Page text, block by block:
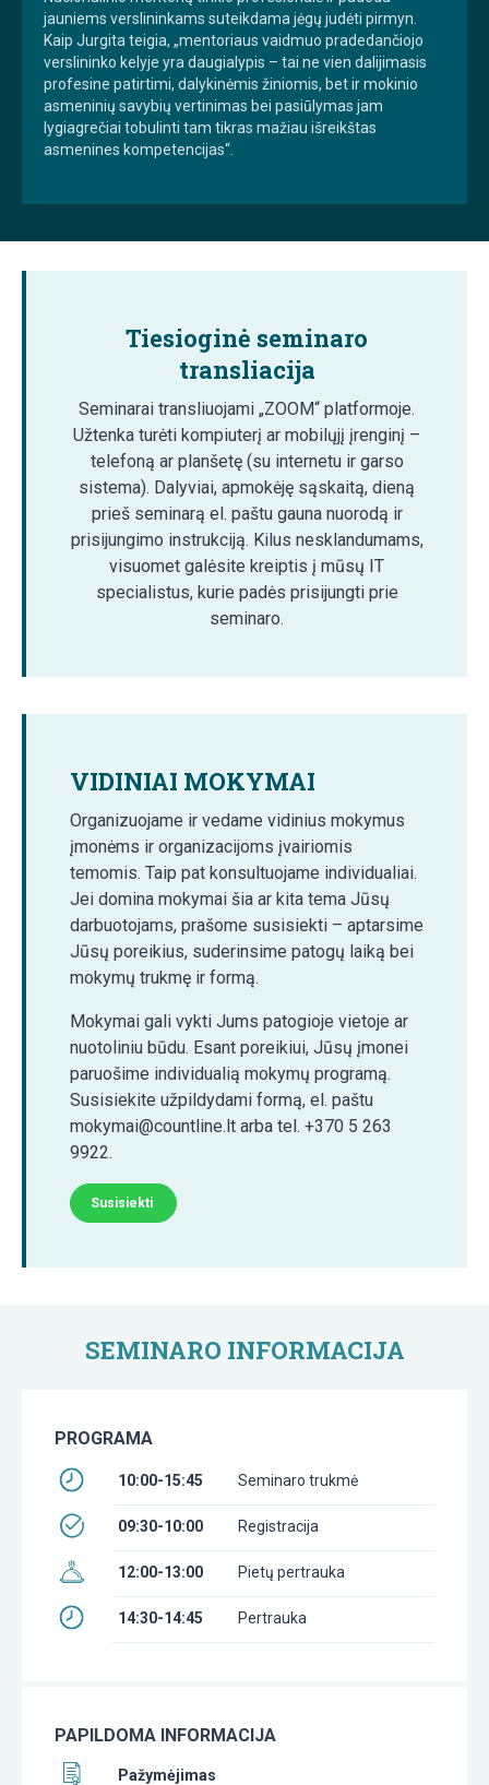
jauniems verslininkams suteikdama jėgų judėti pirmyn.
Kaip Jurgita teigia, „mentoriaus vaidmuo pradedančiojo
verslininko kelyje yra daugialypis – tai ne vien dalijimasis
profesine patirtimi, dalykinėmis žiniomis, bet ir mokinio
asmeninių savybių vertinimas bei pasiūlymas jam
lygiagrečiai tobulinti tam tikras mažiau išreikštas
asmenines kompetencijas“.
Tiesioginė seminaro
transliacija
Seminarai transliuojami „ZOOM“ platformoje.
Užtenka turėti kompiuterį ar mobilųjį įrenginį –
telefoną ar planšetę (su internetu ir garso
sistema). Dalyviai, apmokėję sąskaitą, dieną
prieš seminarą el. paštu gauna nuorodą ir
prisijungimo instrukciją. Kilus nesklandumams,
visuomet galėsite kreiptis į mūsų IT
specialistus, kurie padės prisijungti prie
seminaro.
VIDINIAI MOKYMAI
Organizuojame ir vedame vidinius mokymus
įmonėms ir organizacijoms įvairiomis
temomis. Taip pat konsultuojame individualiai.
Jei domina mokymai šia ar kita tema Jūsų
darbuotojams, prašome susisiekti – aptarsime
Jūsų poreikius, suderinsime patogų laiką bei
mokymų trukmę ir formą.
Mokymai gali vykti Jums patogioje vietoje ar
nuotoliniu būdu. Esant poreikiui, Jūsų įmonei
paruošime individualią mokymų programą.
Susisiekite užpildydami formą, el. paštu
mokymai@countline.lt arba tel. +370 5 263
9922.
Susisiekti
SEMINARO INFORMACIJA
PROGRAMA
10:00-15:45 Seminaro trukmė
09:30-10:00 Registracija
12:00-13:00 Pietų pertrauka
14:30-14:45 Pertrauka
PAPILDOMA INFORMACIJA
Pažymėjimas